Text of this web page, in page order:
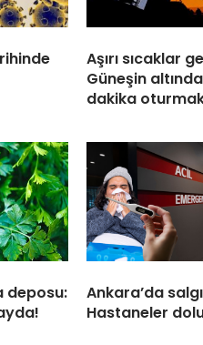
Aşırı sıcaklar
Güneşin
dakika
deposu:
Ankara’da
Hastaneler